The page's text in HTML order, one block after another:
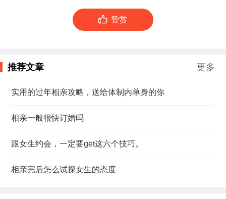
 赞赏
推荐文章 更多
实用的过年相亲攻略，送给体制内单身的你
相亲一般很快订婚吗
跟女生约会，一定要get这六个技巧。
相亲完后怎么试探女生的态度